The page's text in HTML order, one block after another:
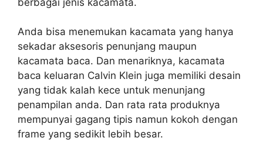
Anda bisa menemukan kacamata yang hanya
sekadar aksesoris penunjang maupun
kacamata baca. Dan menariknya, kacamata
baca keluaran Calvin Klein juga memiliki desain
yang tidak kalah kece untuk menunjang
penampilan anda. Dan rata rata produknya
mempunyai gagang tipis namun kokoh dengan
frame yang sedikit lebih besar.